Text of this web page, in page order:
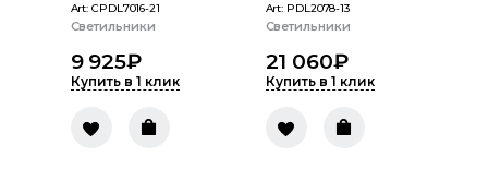
Art: CPDL7016-21
Светильники
9 925₽
Купить в 1 клик
Art: PDL2078-13
Светильники
21 060₽
Купить в 1 клик